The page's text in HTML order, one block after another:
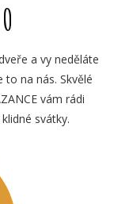
a vy neděláte
na nás. Skvělé
vám rádi
svátky.